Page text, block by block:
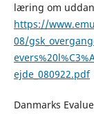
læring om
https://
08/
ejde_080922.pdf
Danmarks